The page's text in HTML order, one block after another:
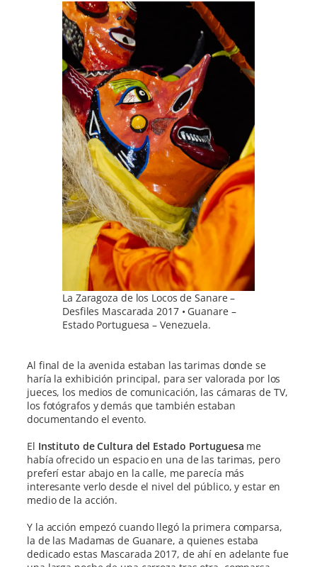
La Zaragoza de los Locos de Sanare –
Desfiles Mascarada 2017 • Guanare –
Estado Portuguesa – Venezuela.
Al final de la avenida estaban las tarimas donde se
haría la exhibición principal, para ser valorada por los
jueces, los medios de comunicación, las cámaras de TV,
los fotógrafos y demás que también estaban
documentando el evento.
El Instituto de Cultura del Estado Portuguesa me
había ofrecido un espacio en una de las tarimas, pero
preferí estar abajo en la calle, me parecía más
interesante verlo desde el nivel del público, y estar en
medio de la acción.
Y la acción empezó cuando llegó la primera comparsa,
la de las Madamas de Guanare, a quienes estaba
dedicado estas Mascarada 2017, de ahí en adelante fue